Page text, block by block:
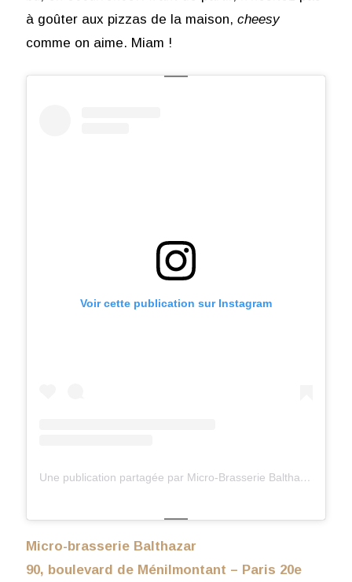
à goûter aux pizzas de la maison, cheesy
comme on aime. Miam !
Voir cette publication sur Instagram
Une publication partagée par Micro-Brasserie Balthazar (@mbbalthazar)
Micro-brasserie Balthazar
90, boulevard de Ménilmontant – Paris 20e